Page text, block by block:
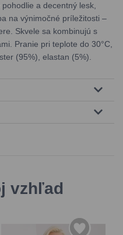
a decentný lesk,
na výnimočné príležitosti –
Skvele sa kombinujú s
Pranie pri teplote do 30°C,
(95%), elastan (5%).
vzhľad